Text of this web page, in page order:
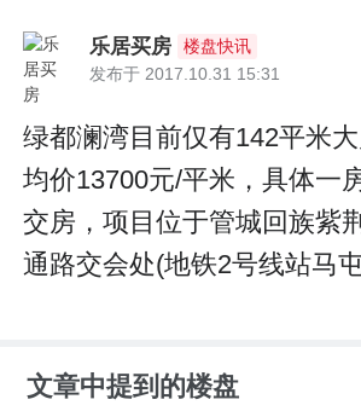
乐居买房
楼盘快讯
发布于 2017.10.31 15:31
绿都澜湾目前仅有142平米大
均价13700元/平米，具体一
交房，项目位于管城回族紫
通路交会处(地铁2号线站马
文章中提到的楼盘